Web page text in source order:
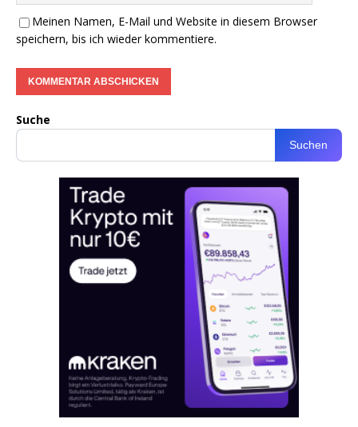
Meinen Namen, E-Mail und Website in diesem Browser
speichern, bis ich wieder kommentiere.
Suche
Suchen